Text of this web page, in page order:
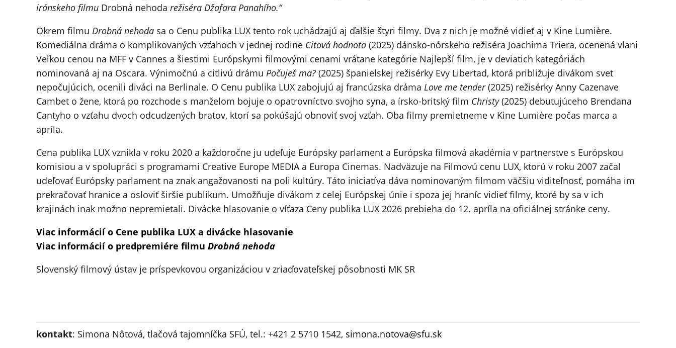
iránskeho filmu Drobná nehoda režiséra Džafara Panahího.“
Okrem filmu Drobná nehoda sa o Cenu publika LUX tento rok uchádzajú aj ďalšie štyri filmy. Dva z nich je možné vidieť aj v Kine Lumière.
Komediálna dráma o komplikovaných vzťahoch v jednej rodine Citová hodnota (2025) dánsko-nórskeho režiséra Joachima Triera, ocenená vlani
Veľkou cenou na MFF v Cannes a šiestimi Európskymi filmovými cenami vrátane kategórie Najlepší film, je v deviatich kategóriách
nominovaná aj na Oscara. Výnimočnú a citlivú drámu Počuješ ma? (2025) španielskej režisérky Evy Libertad, ktorá približuje divákom svet
nepočujúcich, ocenili diváci na Berlinale. O Cenu publika LUX zabojujú aj francúzska dráma Love me tender(2025) režisérky Anny Cazenave
Cambet o žene, ktorá po rozchode s manželom bojuje o opatrovníctvo svojho syna, a írsko-britský film Christy(2025) debutujúceho Brendana
Cantyho o vzťahu dvoch odcudzených bratov, ktorí sa pokúšajú obnoviť svoj vzťah. Oba filmy premietneme v Kine Lumière počas marca a
apríla.
Cena publika LUX vznikla v roku 2020 a každoročne ju udeľuje Európsky parlament a Európska filmová akadémia v partnerstve s Európskou
komisiou a v spolupráci s programami Creative Europe MEDIA a Europa Cinemas. Nadväzuje na Filmovú cenu LUX, ktorú v roku 2007 začal
udeľovať Európsky parlament na znak angažovanosti na poli kultúry. Táto iniciatíva dáva nominovaným filmom väčšiu viditeľnosť, pomáha im
prekračovať hranice a osloviť širšie publikum. Umožňuje divákom z celej Európskej únie i spoza jej hraníc vidieť filmy, ktoré by sa v ich
krajinách inak možno nepremietali. Divácke hlasovanie o víťaza Ceny publika LUX 2026 prebieha do 12. apríla na oficiálnej stránke ceny.
Viac informácií o Cene publika LUX a divácke hlasovanie
Viac informácií o predpremiére filmu Drobná nehoda
Slovenský filmový ústav je príspevkovou organizáciou v zriaďovateľskej pôsobnosti MK SR
kontakt: Simona Nôtová, tlačová tajomníčka SFÚ, tel.: +421 2 5710 1542, simona.notova@sfu.sk